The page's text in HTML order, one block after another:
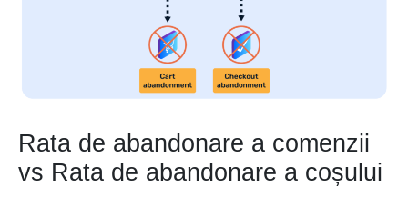
Rata de abandonare a comenzii
vs Rata de abandonare a coșului